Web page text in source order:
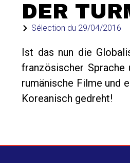
DER
Sélection du 29/04/2016
Ist das nun die
französischer Sprache
rumänische Filme und
Koreanisch gedreht!